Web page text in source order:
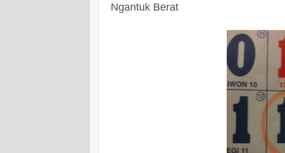
Ngantuk Berat